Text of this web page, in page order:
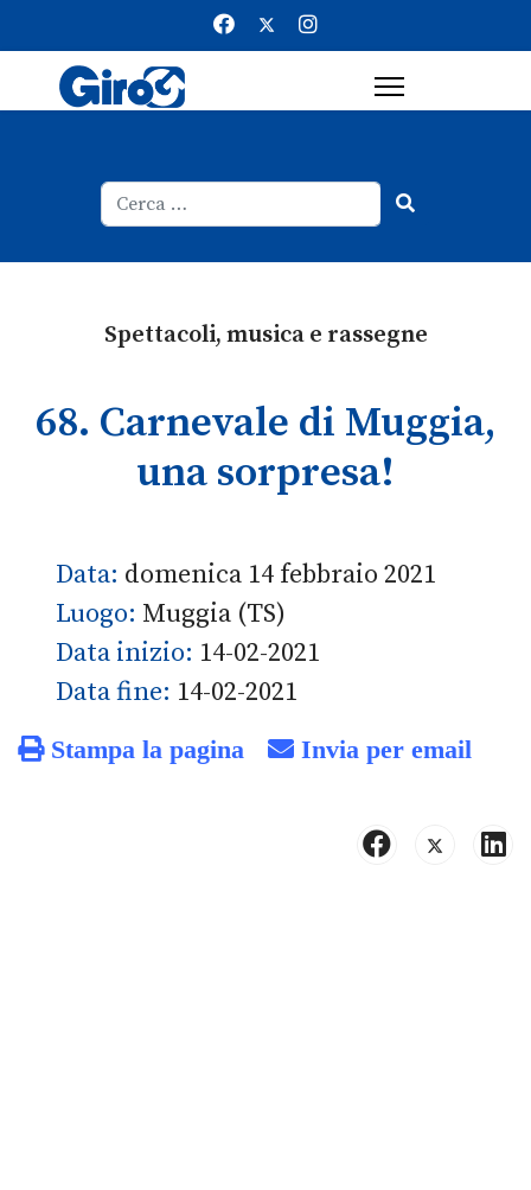
Spettacoli, musica e rassegne
68. Carnevale di Muggia,
una sorpresa!
Data: domenica 14 febbraio 2021
Luogo: Muggia (TS)
Data inizio: 14-02-2021
Data fine: 14-02-2021
Stampa la pagina Invia per email